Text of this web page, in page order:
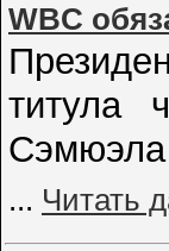
WBC
титула
Сэмюэла
... Читать